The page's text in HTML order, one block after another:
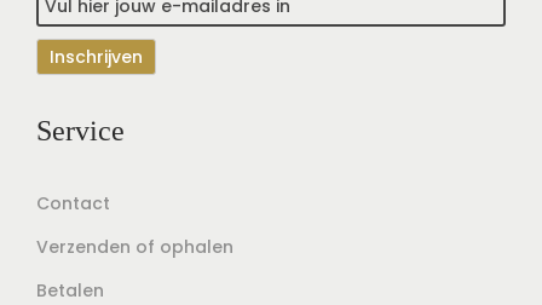
Service
Contact
Verzenden of ophalen
Betalen